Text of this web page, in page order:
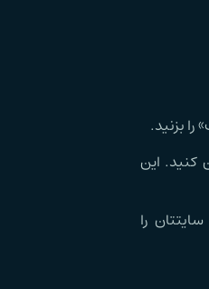
کنید. این
را